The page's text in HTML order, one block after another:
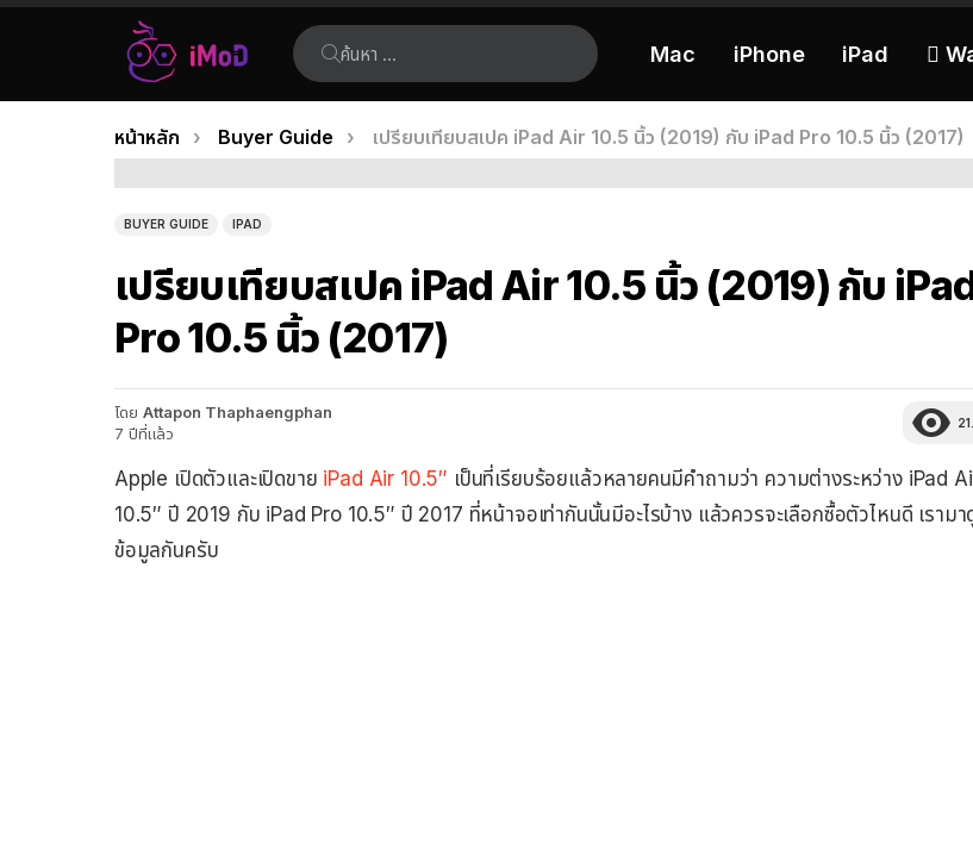
ค้นหา:
Mac iPhone iPad 
เรื่อง
ล่าสุด
คุณอยู่ที่นี่:
หน้าหลัก Buyer Guide เปรียบเทียบสเปค iPad Air 10.5 นิ้ว (2019) กับ iPad Pro 10.5 นิ้ว (2017)
BUYER GUIDE IPAD
เปรียบเทียบสเปค iPad Air 10.5 นิ้ว (2019) กับ
Pro 10.5 นิ้ว (2017)
โดย Attapon Thaphaengphan
7 ปีที่แล้ว
Apple เปิดตัวและเปิดขาย iPad Air 10.5″ เป็นที่เรียบร้อยแล้วหลายคนมีคำถามว่า ความต่างระหว่าง iPad
10.5″ ปี 2019 กับ iPad Pro 10.5″ ปี 2017 ที่หน้าจอเท่ากันนั้นมีอะไรบ้าง แล้วควรจะเลือกซื้อตัวไหนดี เรามา
ข้อมูลกันครับ